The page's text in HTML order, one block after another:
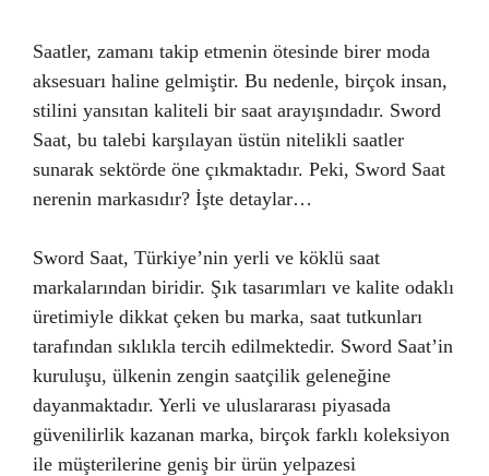
Saatler, zamanı takip etmenin ötesinde birer moda
aksesuarı haline gelmiştir. Bu nedenle, birçok insan,
stilini yansıtan kaliteli bir saat arayışındadır. Sword
Saat, bu talebi karşılayan üstün nitelikli saatler
sunarak sektörde öne çıkmaktadır. Peki, Sword Saat
nerenin markasıdır? İşte detaylar…
Sword Saat, Türkiye’nin yerli ve köklü saat
markalarından biridir. Şık tasarımları ve kalite odaklı
üretimiyle dikkat çeken bu marka, saat tutkunları
tarafından sıklıkla tercih edilmektedir. Sword Saat’in
kuruluşu, ülkenin zengin saatçilik geleneğine
dayanmaktadır. Yerli ve uluslararası piyasada
güvenilirlik kazanan marka, birçok farklı koleksiyon
ile müşterilerine geniş bir ürün yelpazesi